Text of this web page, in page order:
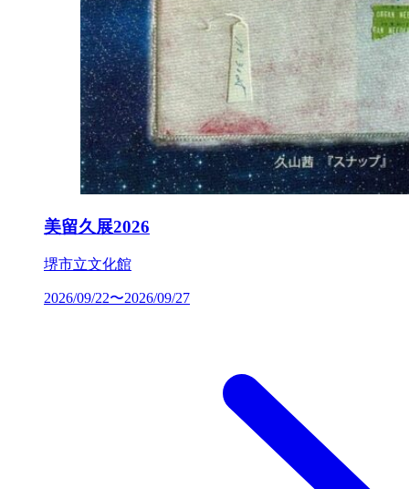
美留久展2026
堺市立文化館
2026/09/22〜2026/09/27